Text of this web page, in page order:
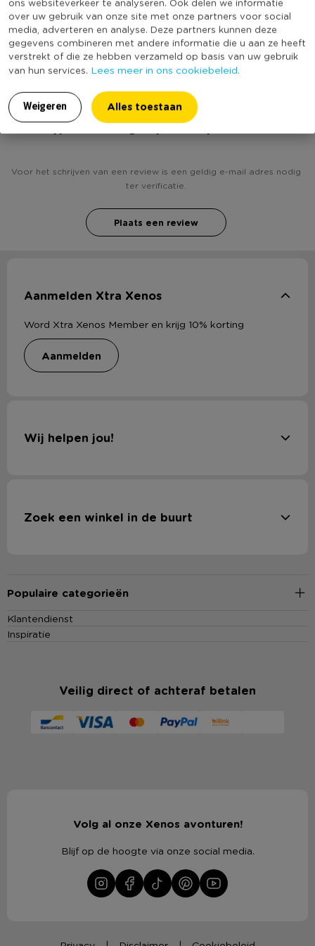
over uw gebruik van onze site met onze partners voor social
media, adverteren en analyse. Deze partners kunnen deze
gegevens combineren met andere informatie die u aan ze heeft
verstrekt of die ze hebben verzameld op basis van uw gebruik
van hun services. Lees meer in ons cookiebeleid.
Weigeren Alles toestaan
Productlengte (cm)
20.5
Duurzaamheidsscore
(Nog) geen score
bekend
Voor het schrijven van een review is een geldig e-mail adres nodig
ter verificatie.
Plaats een review
Aanmelden Xtra Xenos
Word Xtra Xenos Member en krijg 10% korting
aanmelden
Wij helpen jou!
Zoek een winkel in de buurt
Populaire categorieën
Klantendienst
Inspiratie
Veilig direct of achteraf betalen
Volg al onze Xenos avonturen!
Blijf op de hoogte via onze social media.